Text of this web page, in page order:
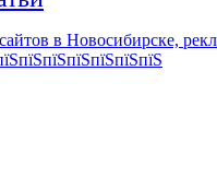
в Новосибирске,